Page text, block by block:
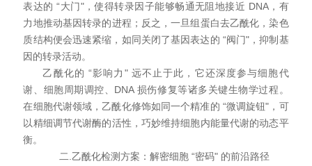
表达的 “大门"，使得转录因子能够畅通无阻地接近 DNA，有
力地推动基因转录的进程；反之，一旦组蛋白去乙酰化，染色
质结构便会迅速紧缩，如同关闭了基因表达的 “阀门"，抑制基
因的转录活动。
乙酰化的 “影响力" 远不止于此，它还深度参与细胞代
谢、细胞周期调控、DNA 损伤修复等诸多关键生物学过程。
在细胞代谢领域，乙酰化修饰如同一个精准的 “微调旋钮"，可
以精细调节代谢酶的活性，巧妙维持细胞内能量代谢的动态平
衡。
二.乙酰化检测方案：解密细胞 “密码" 的前沿路径